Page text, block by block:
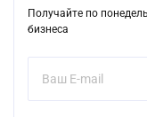
Получайте по
бизнеса